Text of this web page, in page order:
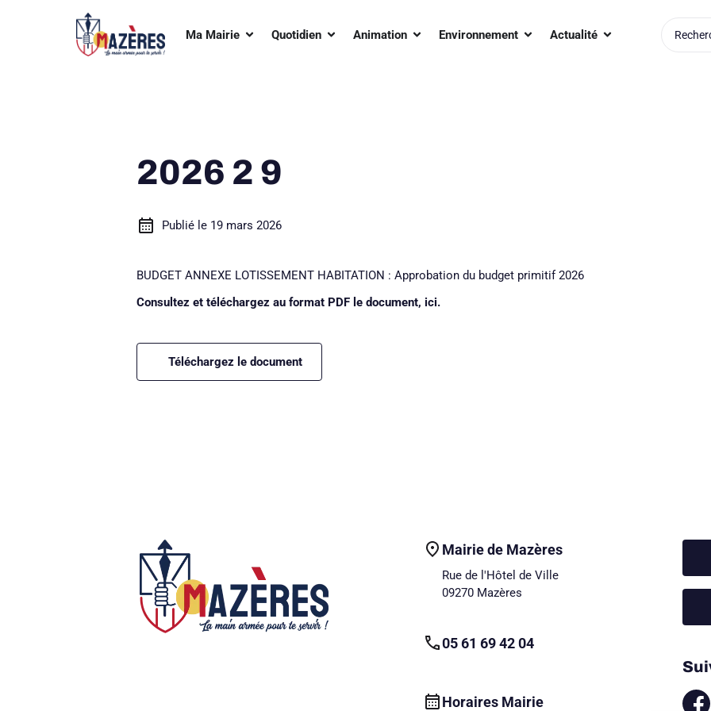
Ma Mairie Ouvrir Ma Mairie
Quotidien Ouvrir Quotidien
Animation Ouvrir Animation
Environnement Ouvrir Environnement
Actualité Ouvrir Actualité
for:
2026 2 9
Publié le 19 mars 2026
BUDGET ANNEXE LOTISSEMENT HABITATION : Approbation du budget primitif 2026
Consultez et téléchargez au format PDF le document, ici.
Téléchargez le document
Mairie de Mazères
Rue de l'Hôtel de Ville
09270 Mazères
05 61 69 42 04
Horaires Mairie